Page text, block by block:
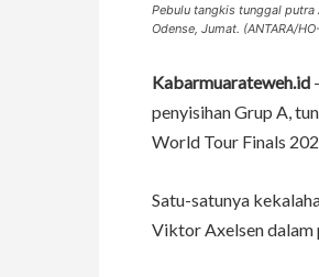
Pebulu tangkis tunggal
Odense, Jumat. (ANTARA/
Kabarmuarateweh.id
penyisihan Grup A,
World Tour Finals
Satu-satunya
Viktor Axelsen dalam